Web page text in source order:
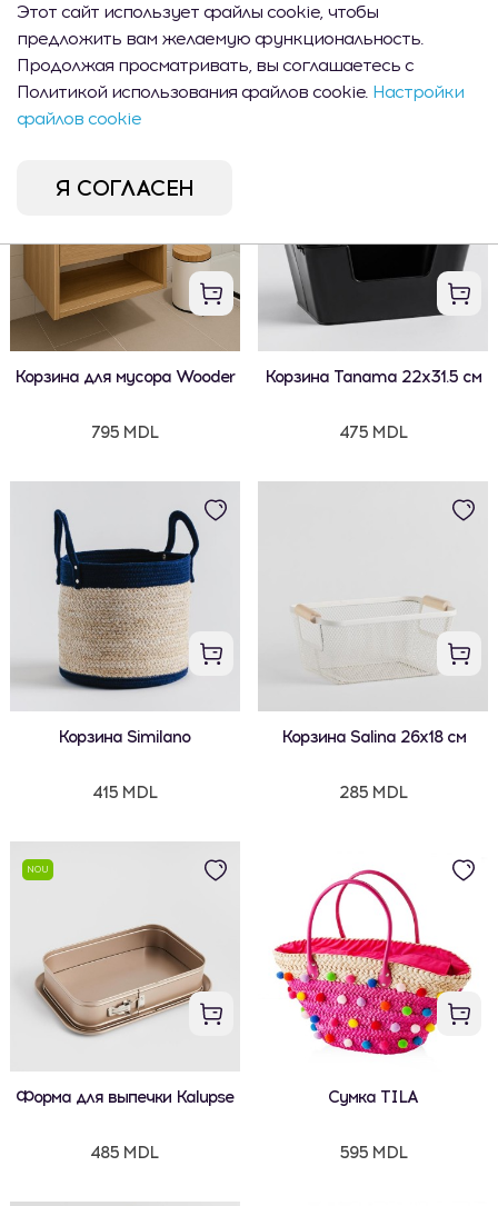
Корзина для хранения Salvisi
625 MDL
Корзина для хранения Pargo
525 MDL
Корзина для мусора Wooder
795 MDL
Корзина Tanama 22x31.5 см
475 MDL
Корзина Similano
415 MDL
Корзина Salina 26x18 см
285 MDL
NOU
Форма для выпечки Kalupse
485 MDL
Сумка TILA
595 MDL
Этот сайт использует файлы cookie, чтобы
предложить вам желаемую функциональность.
Продолжая просматривать, вы соглашаетесь с
Политикой использования файлов cookie. Настройки
файлов cookie
Я СОГЛАСЕН